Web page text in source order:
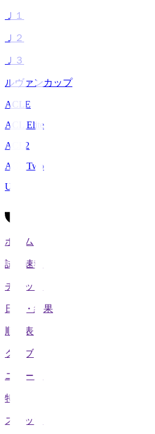
Ｊ１
Ｊ２
Ｊ３
ルヴァンカップ
ACLE
ACL Elite
ACL2
ACL Two
U-21
ホーム
試合速報
チケット
日程・結果
順位表
クラブ
ニュース
特集
スタッツ